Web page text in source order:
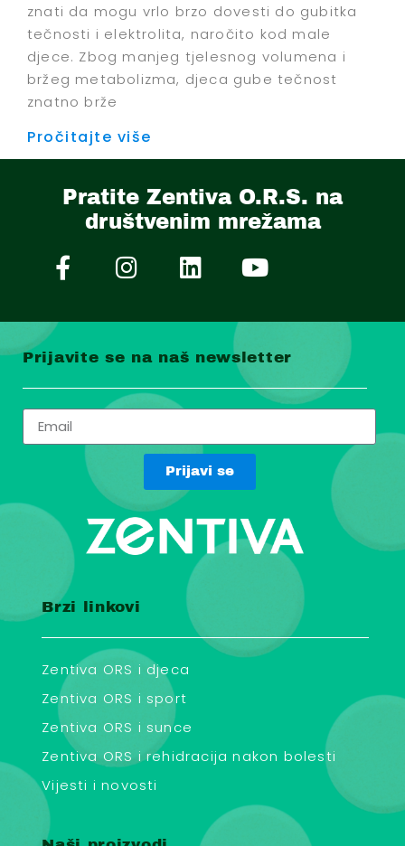
znati da mogu vrlo brzo dovesti do gubitka
tečnosti i elektrolita, naročito kod male
djece. Zbog manjeg tjelesnog volumena i
bržeg metabolizma, djeca gube tečnost
znatno brže
Pročitajte više
Pratite Zentiva O.R.S. na
društvenim mrežama
Prijavite se na naš newsletter
Prijavi se
Brzi linkovi
Zentiva ORS i djeca
Zentiva ORS i sport
Zentiva ORS i sunce
Zentiva ORS i rehidracija nakon bolesti
Vijesti i novosti